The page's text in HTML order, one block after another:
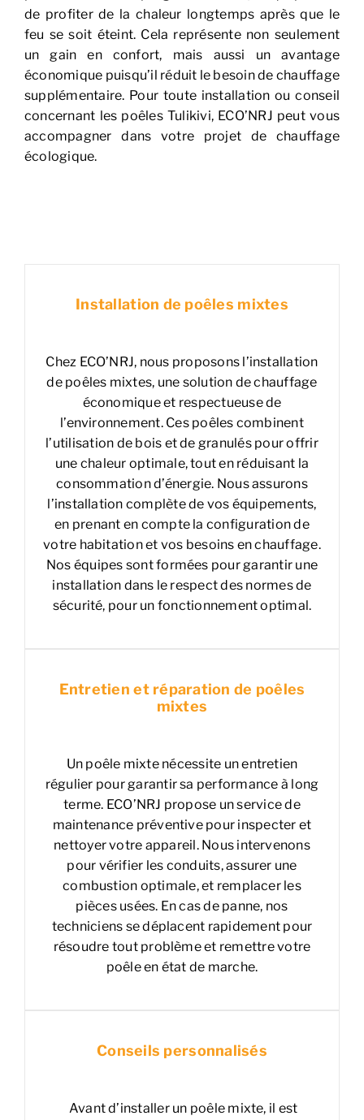
de profiter de la chaleur longtemps après que le
feu se soit éteint. Cela représente non seulement
un gain en confort, mais aussi un avantage
économique puisqu’il réduit le besoin de chauffage
supplémentaire. Pour toute installation ou conseil
concernant les poêles Tulikivi, ECO’NRJ peut vous
accompagner dans votre projet de chauffage
écologique.
Installation de poêles mixtes
Chez ECO’NRJ, nous proposons l’installation
de poêles mixtes, une solution de chauffage
économique et respectueuse de
l’environnement. Ces poêles combinent
l’utilisation de bois et de granulés pour offrir
une chaleur optimale, tout en réduisant la
consommation d’énergie. Nous assurons
l’installation complète de vos équipements,
en prenant en compte la configuration de
votre habitation et vos besoins en chauffage.
Nos équipes sont formées pour garantir une
installation dans le respect des normes de
sécurité, pour un fonctionnement optimal.
Entretien et réparation de poêles
mixtes
Un poêle mixte nécessite un entretien
régulier pour garantir sa performance à long
terme. ECO’NRJ propose un service de
maintenance préventive pour inspecter et
nettoyer votre appareil. Nous intervenons
pour vérifier les conduits, assurer une
combustion optimale, et remplacer les
pièces usées. En cas de panne, nos
techniciens se déplacent rapidement pour
résoudre tout problème et remettre votre
poêle en état de marche.
Conseils personnalisés
Avant d’installer un poêle mixte, il est